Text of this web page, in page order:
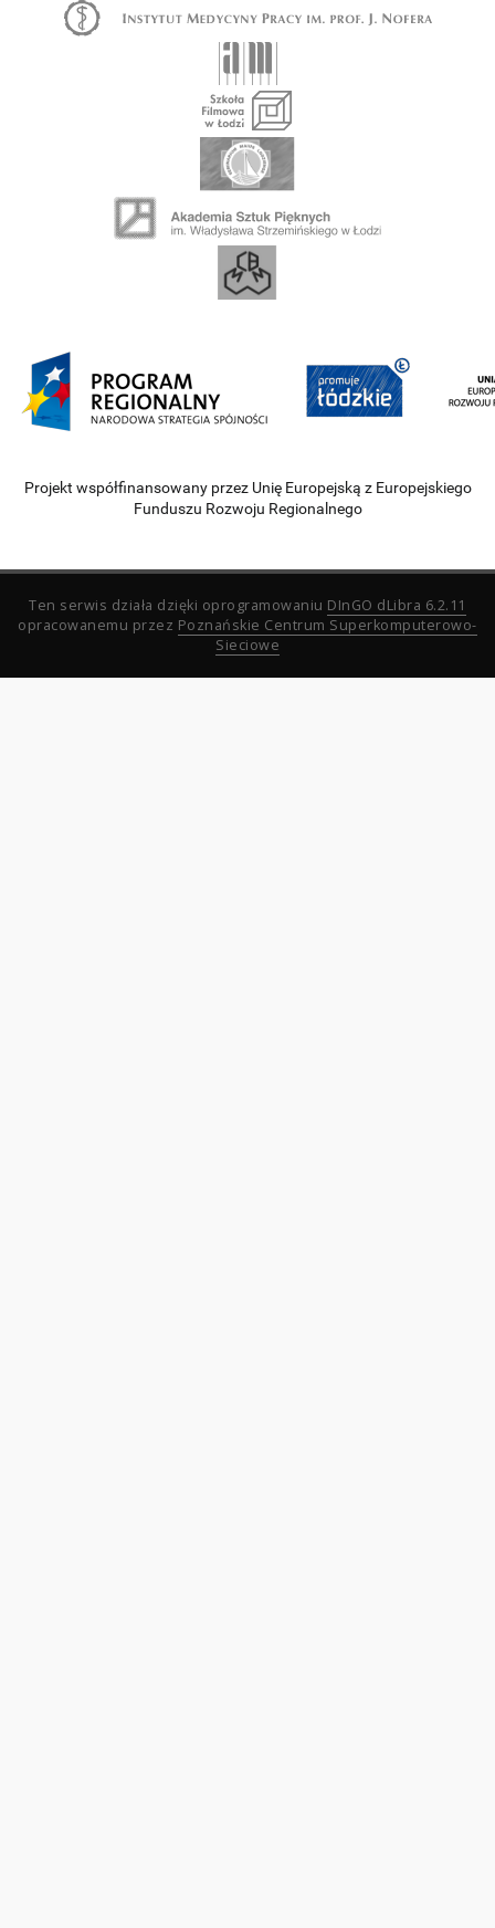
Projekt współfinansowany przez Unię Europejską z Europejskiego
Funduszu Rozwoju Regionalnego
Ten serwis działa dzięki oprogramowaniu DInGO dLibra 6.2.11
opracowanemu przez Poznańskie Centrum Superkomputerowo-
Sieciowe